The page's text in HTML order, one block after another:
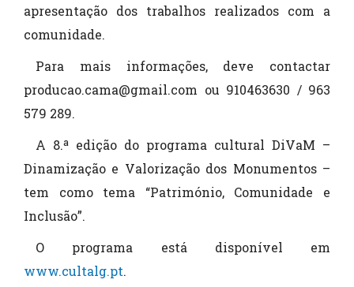
apresentação dos trabalhos realizados com a
comunidade.
Para mais informações, deve contactar
producao.cama@gmail.com ou 910463630 / 963
579 289.
A 8.ª edição do programa cultural DiVaM –
Dinamização e Valorização dos Monumentos –
tem como tema “Património, Comunidade e
Inclusão”.
O programa está disponível em
www.cultalg.pt.